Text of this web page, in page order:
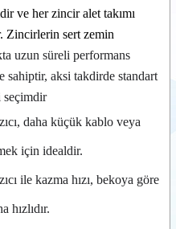
ve her zincir alet takımı
Zincirlerin sert zemin
uzun süreli performans
sahiptir, aksi takdirde standart
daha küçük kablo veya
için idealdir.
ile kazma hızı, bekoya göre
hızlıdır.